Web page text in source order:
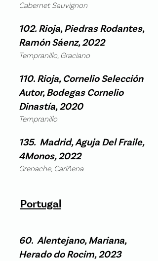
Cabernet Sauvignon
102. Rioja, Piedras Rodantes,
Ramón Sáenz, 2022​
Tempranillo, Graciano
110. Rioja, Cornelio Selección
Autor, Bodegas Cornelio
Dinastía, 2020
Tempranillo
135. Madrid, Aguja Del Fraile,
4Monos, 2022
Grenache, Cariñena
Portugal
60. Alentejano, Mariana,
Herado do Rocim, 2023